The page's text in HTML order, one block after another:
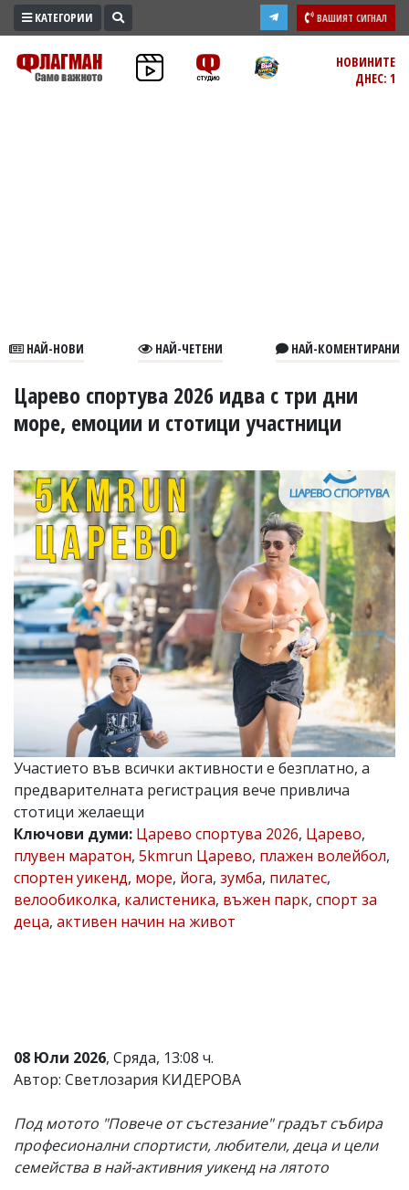
ПРОМО
ЗОНА
В
УКРАЙНА
СПОРТ
РАЗСЛЕДВАНЕ
БИЗНЕС
ЮГ
Управители:
Веселин
Василев,
email:
v.vasilev@flagman.bg
Катя
Касабова,
k.kassabova@flagman.bg
Иван
Колев,
email:
Коментарите
под
се
въвеждат
от
тях!
Ако
откриете
за
вас
коментар,
моля
КАТЕГОРИИ ВАШИЯТ СИГНАЛ
НОВИНИТЕ
ДНЕС: 1
НАЙ-НОВИ НАЙ-ЧЕТЕНИ НАЙ-КОМЕНТИРАНИ
Царево спортува 2026 идва с три дни
море, емоции и стотици участници
Участието във всички активности е безплатно, а
предварителната регистрация вече привлича
стотици желаещи
Ключови думи: Царево спортува 2026, Царево,
плувен маратон, 5kmrun Царево, плажен волейбол,
спортен уикенд, море, йога, зумба, пилатес,
велообиколка, калистеника, въжен парк, спорт за
деца, активен начин на живот
08 Юли 2026, Сряда, 13:08 ч.
Автор: Светлозария КИДЕРОВА
Под мотото "Повече от състезание" градът събира
професионални спортисти, любители, деца и цели
семейства в най-активния уикенд на лятото